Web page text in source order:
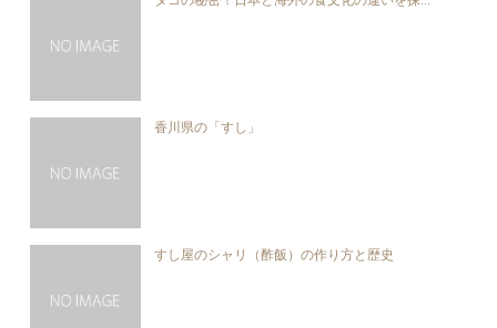
香川県の「すし」
すし屋のシャリ（酢飯）の作り方と歴史